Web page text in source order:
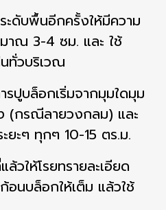
ะดับพื้นอีกครั้งให้มีความ
าณ 3-4 ซม. และ ใช้
ทั่วบริเวณ
รปูบล็อกเริ่มจากมุมใดมุม
(กรณีลายวงกลม) และ
ยะๆ ทุกๆ 10-15 ตร.ม.
วให้โรยทรายละเอียด
อนบล็อกให้เต็ม แล้วใช้